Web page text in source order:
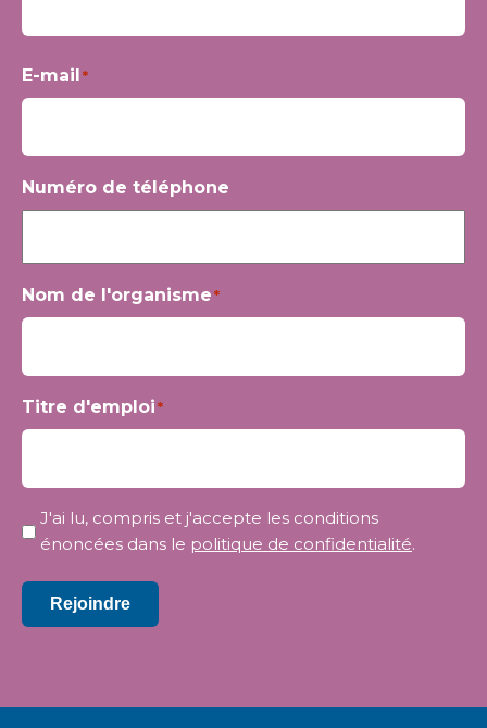
E-mail *
Numéro de téléphone
Nom de l'organisme*
Titre d'emploi*
Confidentialité *
J'ai lu, compris et j'accepte les conditions
énoncées dans le politique de confidentialité.
Rejoindre